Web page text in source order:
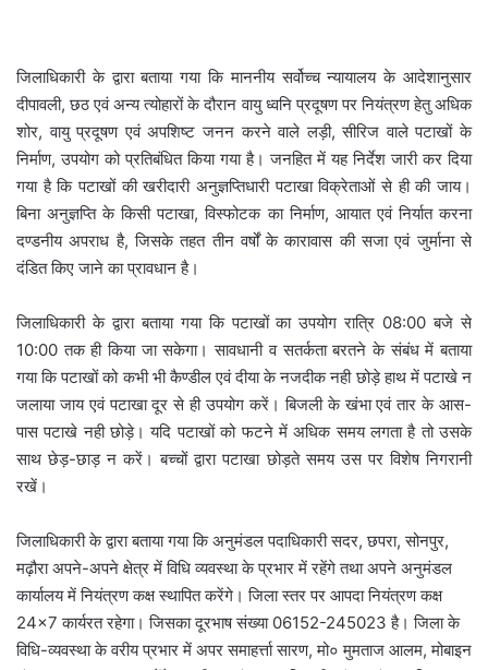
जिलाधिकारी के द्वारा बताया गया कि माननीय सर्वोच्च न्यायालय के आदेशानुसार
दीपावली, छठ एवं अन्य त्योहारों के दौरान वायु ध्वनि प्रदूषण पर नियंत्रण हेतु अधिक
शोर, वायु प्रदूषण एवं अपशिष्ट जनन करने वाले लड़ी, सीरिज वाले पटाखों के
निर्माण, उपयोग को प्रतिबंधित किया गया है। जनहित में यह निर्देश जारी कर दिया
गया है कि पटाखों की खरीदारी अनुज्ञप्तिधारी पटाखा विक्रेताओं से ही की जाय।
बिना अनुज्ञप्ति के किसी पटाखा, विस्फोटक का निर्माण, आयात एवं निर्यात करना
दण्डनीय अपराध है, जिसके तहत तीन वर्षों के कारावास की सजा एवं जुर्माना से
दंडित किए जाने का प्रावधान है।
जिलाधिकारी के द्वारा बताया गया कि पटाखों का उपयोग रात्रि 08:00 बजे से
10:00 तक ही किया जा सकेगा। सावधानी व सतर्कता बरतने के संबंध में बताया
गया कि पटाखों को कभी भी कैण्डील एवं दीया के नजदीक नही छोड़े हाथ में पटाखे न
जलाया जाय एवं पटाखा दूर से ही उपयोग करें। बिजली के खंभा एवं तार के आस-
पास पटाखे नही छोड़े। यदि पटाखों को फटने में अधिक समय लगता है तो उसके
साथ छेड़-छाड़ न करें। बच्चों द्वारा पटाखा छोड़ते समय उस पर विशेष निगरानी
रखें।
जिलाधिकारी के द्वारा बताया गया कि अनुमंडल पदाधिकारी सदर, छपरा, सोनपुर,
मढ़ौरा अपने-अपने क्षेत्र में विधि व्यवस्था के प्रभार में रहेंगे तथा अपने अनुमंडल
कार्यालय में नियंत्रण कक्ष स्थापित करेंगे। जिला स्तर पर आपदा नियंत्रण कक्ष
24×7 कार्यरत रहेगा। जिसका दूरभाष संख्या 06152-245023 है। जिला के
विधि-व्यवस्था के वरीय प्रभार में अपर समाहर्त्ता सारण, मो० मुमताज आलम, मोबाइन